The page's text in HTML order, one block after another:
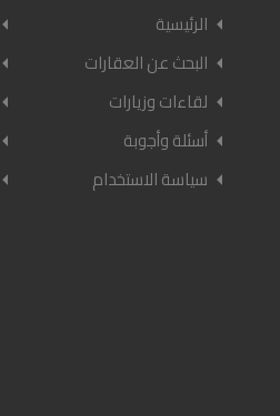
الرئيسية
البحث عن العقارات
لقاءات وزيارات
أسئلة وأجوبة
سياسة الاستخدام